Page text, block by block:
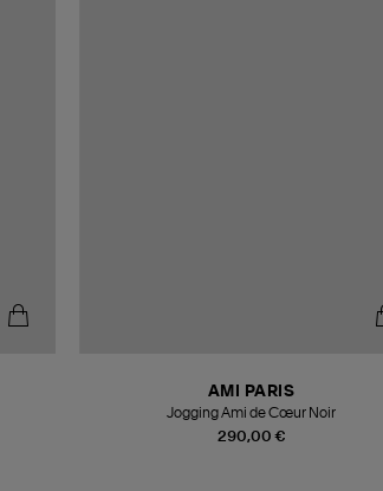
290,00 €
AMI PARIS
Jogging Ami de Cœur Noir